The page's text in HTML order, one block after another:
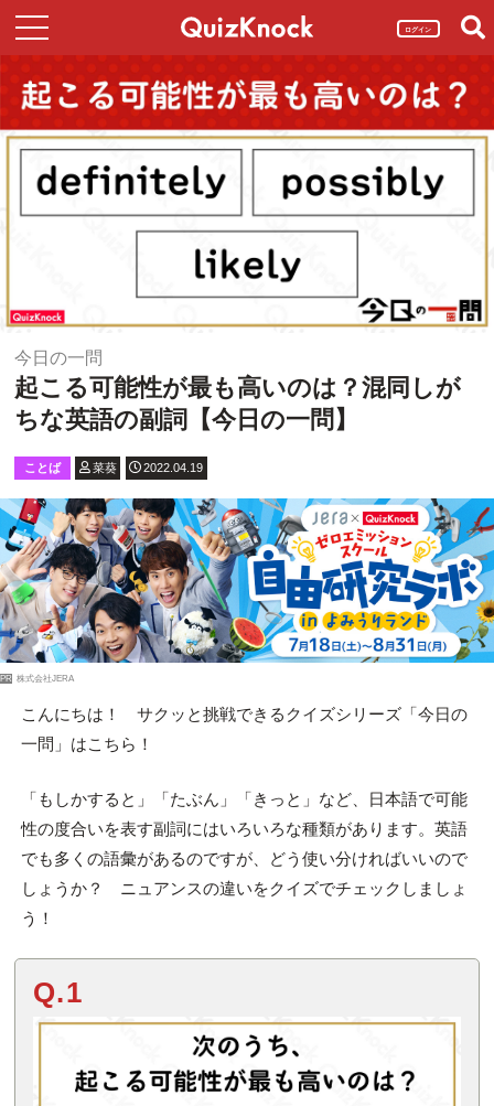
ログイン
今日の一問
起こる可能性が最も高いのは？混同しが
ちな英語の副詞【今日の一問】
ことば 菜葵 2022.04.19
PR 株式会社JERA
こんにちは！ サクッと挑戦できるクイズシリーズ「今日の
一問」はこちら！
「もしかすると」「たぶん」「きっと」など、日本語で可能
性の度合いを表す副詞にはいろいろな種類があります。英語
でも多くの語彙があるのですが、どう使い分ければいいので
しょうか？ ニュアンスの違いをクイズでチェックしましょ
う！
Q.1